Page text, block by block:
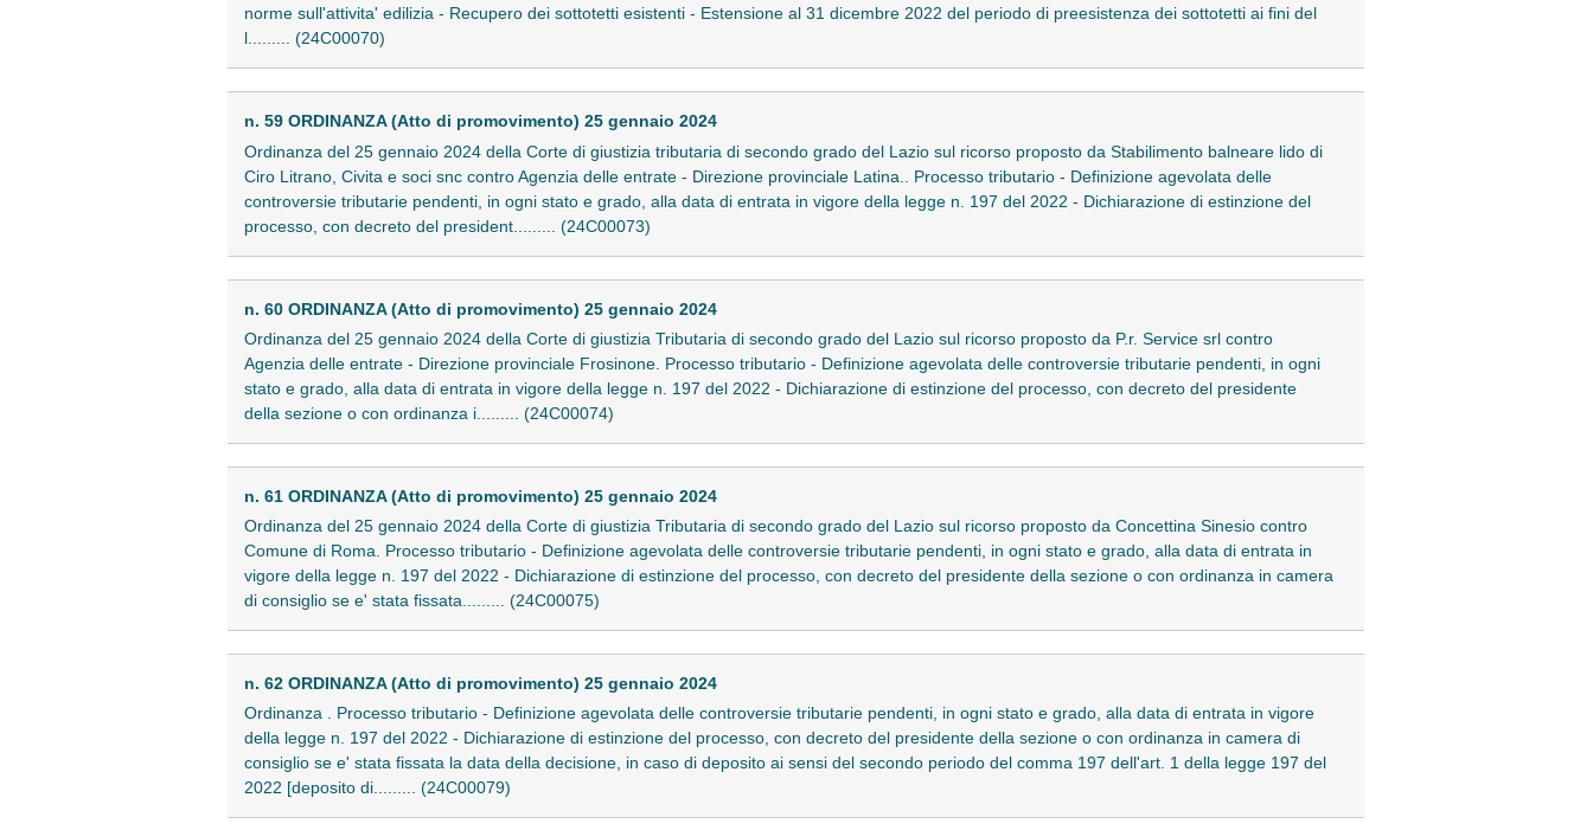
norme sull'attivita' edilizia - Recupero dei sottotetti esistenti - Estensione al 31 dicembre 2022 del periodo di preesistenza dei sottotetti ai fini del
l......... (24C00070)
n. 59 ORDINANZA (Atto di promovimento) 25 gennaio 2024
Ordinanza del 25 gennaio 2024 della Corte di giustizia tributaria di secondo grado del Lazio sul ricorso proposto da Stabilimento balneare lido di
Ciro Litrano, Civita e soci snc contro Agenzia delle entrate - Direzione provinciale Latina.. Processo tributario - Definizione agevolata delle
controversie tributarie pendenti, in ogni stato e grado, alla data di entrata in vigore della legge n. 197 del 2022 - Dichiarazione di estinzione del
processo, con decreto del president......... (24C00073)
n. 60 ORDINANZA (Atto di promovimento) 25 gennaio 2024
Ordinanza del 25 gennaio 2024 della Corte di giustizia Tributaria di secondo grado del Lazio sul ricorso proposto da P.r. Service srl contro
Agenzia delle entrate - Direzione provinciale Frosinone. Processo tributario - Definizione agevolata delle controversie tributarie pendenti, in ogni
stato e grado, alla data di entrata in vigore della legge n. 197 del 2022 - Dichiarazione di estinzione del processo, con decreto del presidente
della sezione o con ordinanza i......... (24C00074)
n. 61 ORDINANZA (Atto di promovimento) 25 gennaio 2024
Ordinanza del 25 gennaio 2024 della Corte di giustizia Tributaria di secondo grado del Lazio sul ricorso proposto da Concettina Sinesio contro
Comune di Roma. Processo tributario - Definizione agevolata delle controversie tributarie pendenti, in ogni stato e grado, alla data di entrata in
vigore della legge n. 197 del 2022 - Dichiarazione di estinzione del processo, con decreto del presidente della sezione o con ordinanza in camera
di consiglio se e' stata fissata......... (24C00075)
n. 62 ORDINANZA (Atto di promovimento) 25 gennaio 2024
Ordinanza . Processo tributario - Definizione agevolata delle controversie tributarie pendenti, in ogni stato e grado, alla data di entrata in vigore
della legge n. 197 del 2022 - Dichiarazione di estinzione del processo, con decreto del presidente della sezione o con ordinanza in camera di
consiglio se e' stata fissata la data della decisione, in caso di deposito ai sensi del secondo periodo del comma 197 dell'art. 1 della legge 197 del
2022 [deposito di......... (24C00079)